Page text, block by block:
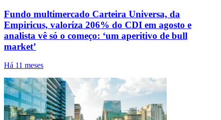
Fundo multimercado Carteira Universa, da
Empiricus, valoriza 206% do CDI em agosto e
analista vê só o começo: ‘um aperitivo de bull
market’
Há 11 meses